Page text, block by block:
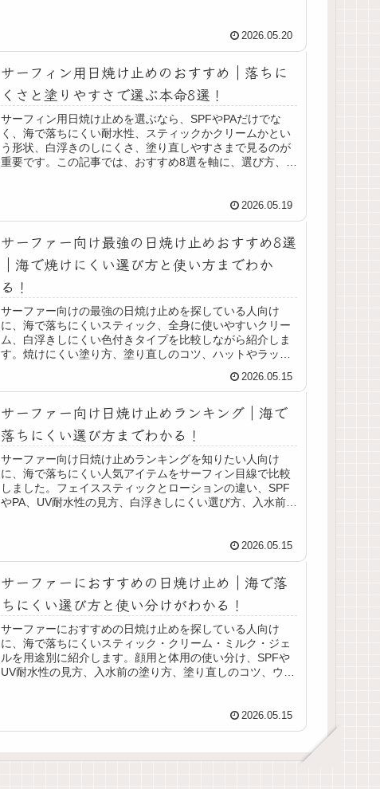
2026.05.20
サーフィン用日焼け止めのおすすめ｜落ちに
くさと塗りやすさで選ぶ本命8選！
サーフィン用日焼け止めを選ぶなら、SPFやPAだけでな
く、海で落ちにくい耐水性、スティックかクリームかとい
う形状、白浮きのしにくさ、塗り直しやすさまで見るのが
重要です。この記事では、おすすめ8選を軸に、選び方、焼
2026.05.19
サーファー向け最強の日焼け止めおすすめ8選
｜海で焼けにくい選び方と使い方までわか
る！
サーファー向けの最強の日焼け止めを探している人向け
に、海で落ちにくいスティック、全身に使いやすいクリー
ム、白浮きしにくい色付きタイプを比較しながら紹介しま
す。焼けにくい塗り方、塗り直しのコツ、ハットやラッシ
自分に合う1本を絞り込みたい人に役立つ内容です。2026.05.15
サーファー向け日焼け止めランキング｜海で
落ちにくい選び方までわかる！
サーファー向け日焼け止めランキングを知りたい人向け
に、海で落ちにくい人気アイテムをサーフィン目線で比較
しました。フェイススティックとローションの違い、SPF
やPA、UV耐水性の見方、白浮きしにくい選び方、入水前の
2026.05.15
サーファーにおすすめの日焼け止め｜海で落
ちにくい選び方と使い分けがわかる！
サーファーにおすすめの日焼け止めを探している人向け
に、海で落ちにくいスティック・クリーム・ミルク・ジェ
ルを用途別に紹介します。顔用と体用の使い分け、SPFや
UV耐水性の見方、入水前の塗り方、塗り直しのコツ、ウェ
2026.05.15